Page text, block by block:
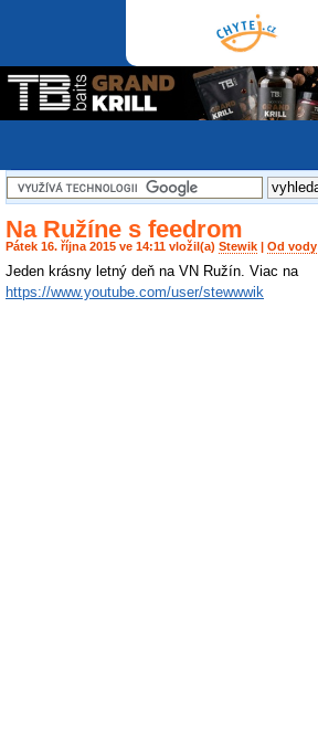
Na Ružíne s feedrom
Pátek 16. října 2015 ve 14:11 vložil(a) Stewik Od vody
Jeden krásny letný deň na VN Ružín. Viac na
https://www.youtube.com/user/stewwwik